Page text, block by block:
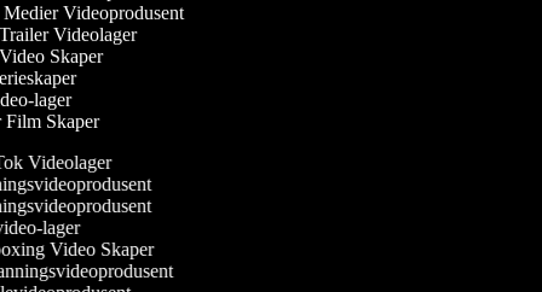
Medier Videoprodusent
Trailer Videolager
Video Skaper
lager
Film Skaper
Videolager
lager
Video Skaper